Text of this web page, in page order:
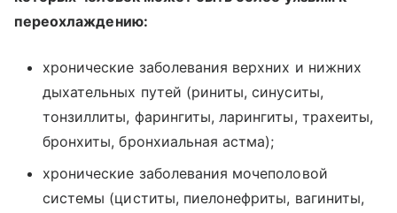
переохлаждению:
хронические заболевания верхних и нижних
дыхательных путей (риниты, синуситы,
тонзиллиты, фарингиты, ларингиты, трахеиты,
бронхиты, бронхиальная астма);
хронические заболевания мочеполовой
системы (циститы, пиелонефриты, вагиниты,